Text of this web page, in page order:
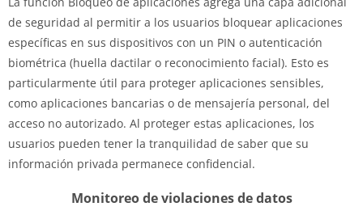
de seguridad al permitir a los usuarios bloquear aplicaciones
específicas en sus dispositivos con un PIN o autenticación
biométrica (huella dactilar o reconocimiento facial). Esto es
particularmente útil para proteger aplicaciones sensibles,
como aplicaciones bancarias o de mensajería personal, del
acceso no autorizado. Al proteger estas aplicaciones, los
usuarios pueden tener la tranquilidad de saber que su
información privada permanece confidencial.
Monitoreo de violaciones de datos